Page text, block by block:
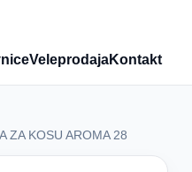
VeleprodajaKontakt
ZA KOSU AROMA 28